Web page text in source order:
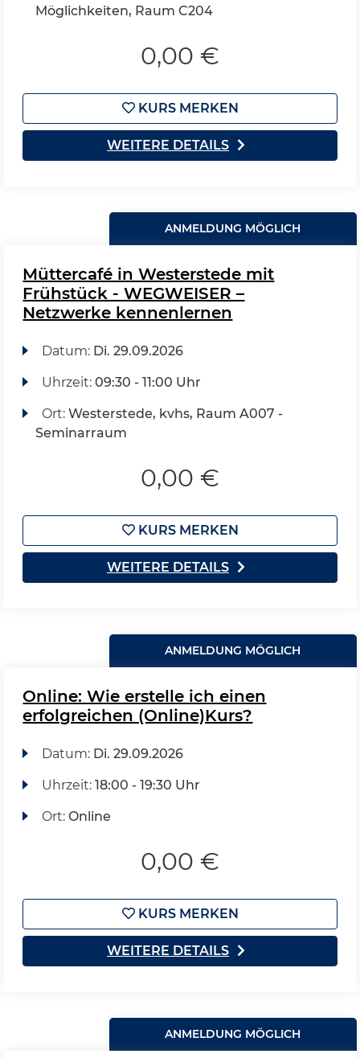
Möglichkeiten, Raum C204
0,00 €
KURS MERKEN
WEITERE DETAILS
ANMELDUNG MÖGLICH
Müttercafé in Westerstede mit
Frühstück - WEGWEISER –
Netzwerke kennenlernen
Datum: Di. 29.09.2026
Uhrzeit: 09:30 - 11:00 Uhr
Ort: Westerstede, kvhs, Raum A007 -
Seminarraum
0,00 €
KURS MERKEN
WEITERE DETAILS
ANMELDUNG MÖGLICH
Online: Wie erstelle ich einen
erfolgreichen (Online)Kurs?
Datum: Di. 29.09.2026
Uhrzeit: 18:00 - 19:30 Uhr
Ort: Online
0,00 €
KURS MERKEN
WEITERE DETAILS
ANMELDUNG MÖGLICH